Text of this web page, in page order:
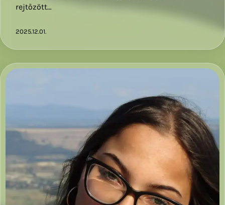
rejtőzött…
2025.12.01.